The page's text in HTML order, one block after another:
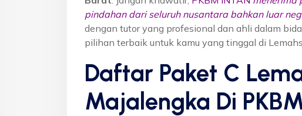
pindahan dari seluruh nusantara bahkan luar
dengan tutor yang profesional dan ahli dalam
pilihan terbaik untuk kamu yang tinggal di
Daftar Paket C
Majalengka Di